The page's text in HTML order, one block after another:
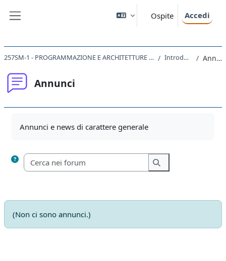
Ospite Accedi
257SM-1 - PROGRAMMAZIONE E ARCHITETTURE DEGLI ELABORATORI - mod. A 2020 Introduzione Annunci
Annunci
Annunci e news di carattere generale
Cerca nei forum
Cerca nei forum
(Non ci sono annunci.)